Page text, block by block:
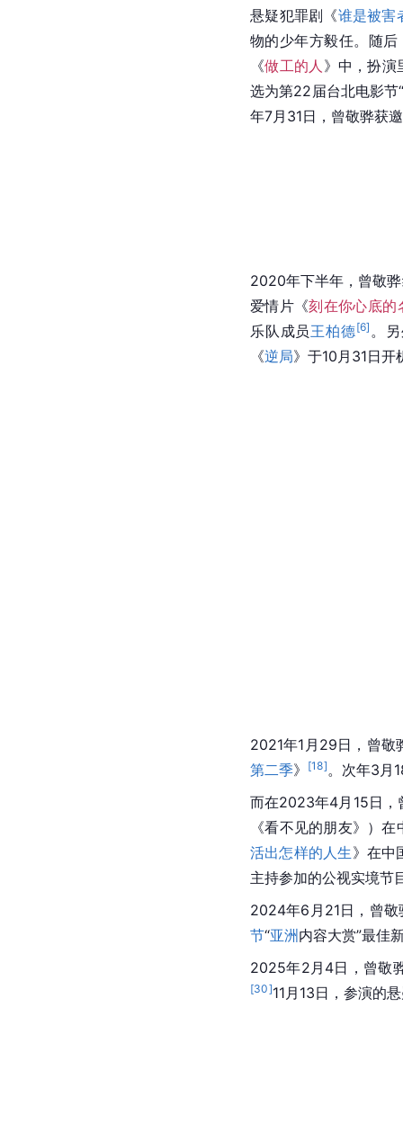
悬疑犯罪剧《谁是被害
物的少年方毅任。随
《做工的人 》中，扮演
选为第22届台北电影
年7月31日，曾敬骅获
2020年下半年，曾敬
爱情片《刻在你心底的
乐队成员王柏德[6] 。
《逆局》于10月31日开
2021年1月29日，曾敬
第二季》 [18] 。次年3月
而在2023年4月15日，
《看不见的朋友》）
活出怎样的人生》在中
主持参加的公视实境节
2024年6月21日，曾敬
节“亚洲内容大赏”最佳
2025年2月4日，曾敬
[30]11月13日，参演的